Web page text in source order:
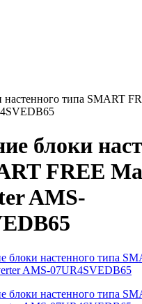
типа SMART
блоки
FREE
AMS-